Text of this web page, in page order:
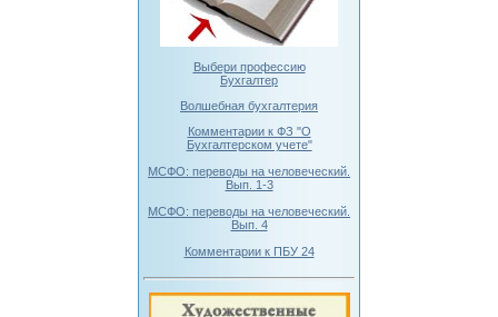
Выбери профессию
Бухгалтер
Волшебная бухгалтерия
Комментарии к ФЗ "О
Бухгалтерском учете"
МСФО: переводы на человеческий.
Вып. 1-3
МСФО: переводы на человеческий.
Вып. 4
Комментарии к ПБУ 24